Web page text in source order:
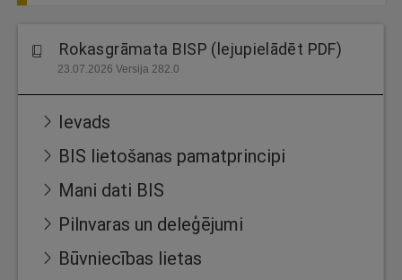
Rokasgrāmata BISP (lejupielādēt PDF)
23.07.2026 Versija 282.0
Ievads
BIS lietošanas pamatprincipi
Mani dati BIS
Pilnvaras un deleģējumi
Būvniecības lietas